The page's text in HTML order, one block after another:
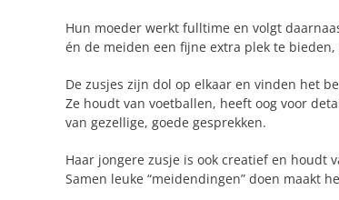
Hun moeder werkt fulltime en volgt
én de meiden een fijne extra plek te
De zusjes zijn dol op elkaar en vinden het
Ze houdt van voetballen, heeft oog voor
van gezellige, goede gesprekken.
Haar jongere zusje is ook creatief en houdt
Samen leuke “meidendingen” doen maakt